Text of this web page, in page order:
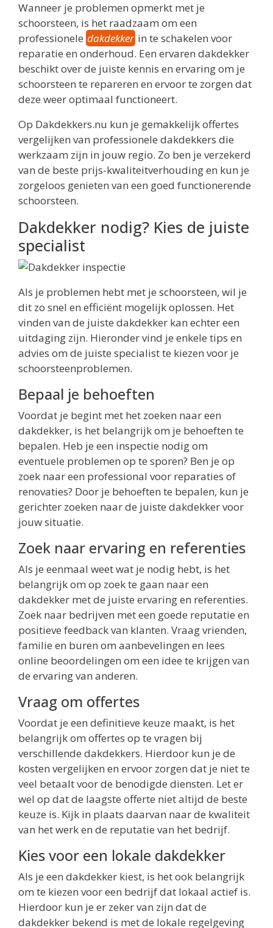
Wanneer je problemen opmerkt met je
schoorsteen, is het raadzaam om een
professionele dakdekker in te schakelen voor
reparatie en onderhoud. Een ervaren dakdekker
beschikt over de juiste kennis en ervaring om je
schoorsteen te repareren en ervoor te zorgen dat
deze weer optimaal functioneert.
Op Dakdekkers.nu kun je gemakkelijk offertes
vergelijken van professionele dakdekkers die
werkzaam zijn in jouw regio. Zo ben je verzekerd
van de beste prijs-kwaliteitverhouding en kun je
zorgeloos genieten van een goed functionerende
schoorsteen.
Dakdekker nodig? Kies de juiste
specialist
Als je problemen hebt met je schoorsteen, wil je
dit zo snel en efficiënt mogelijk oplossen. Het
vinden van de juiste dakdekker kan echter een
uitdaging zijn. Hieronder vind je enkele tips en
advies om de juiste specialist te kiezen voor je
schoorsteenproblemen.
Bepaal je behoeften
Voordat je begint met het zoeken naar een
dakdekker, is het belangrijk om je behoeften te
bepalen. Heb je een inspectie nodig om
eventuele problemen op te sporen? Ben je op
zoek naar een professional voor reparaties of
renovaties? Door je behoeften te bepalen, kun je
gerichter zoeken naar de juiste dakdekker voor
jouw situatie.
Zoek naar ervaring en referenties
Als je eenmaal weet wat je nodig hebt, is het
belangrijk om op zoek te gaan naar een
dakdekker met de juiste ervaring en referenties.
Zoek naar bedrijven met een goede reputatie en
positieve feedback van klanten. Vraag vrienden,
familie en buren om aanbevelingen en lees
online beoordelingen om een idee te krijgen van
de ervaring van anderen.
Vraag om offertes
Voordat je een definitieve keuze maakt, is het
belangrijk om offertes op te vragen bij
verschillende dakdekkers. Hierdoor kun je de
kosten vergelijken en ervoor zorgen dat je niet te
veel betaalt voor de benodigde diensten. Let er
wel op dat de laagste offerte niet altijd de beste
keuze is. Kijk in plaats daarvan naar de kwaliteit
van het werk en de reputatie van het bedrijf.
Kies voor een lokale dakdekker
Als je een dakdekker kiest, is het ook belangrijk
om te kiezen voor een bedrijf dat lokaal actief is.
Hierdoor kun je er zeker van zijn dat de
dakdekker bekend is met de lokale regelgeving